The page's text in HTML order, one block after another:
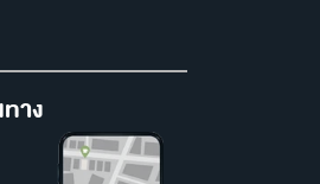
าง